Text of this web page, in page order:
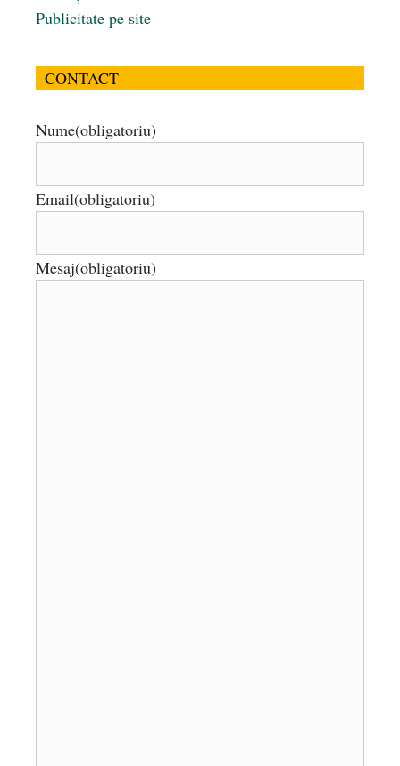
Publicitate pe site
CONTACT
Nume(obligatoriu)
Email(obligatoriu)
Mesaj(obligatoriu)